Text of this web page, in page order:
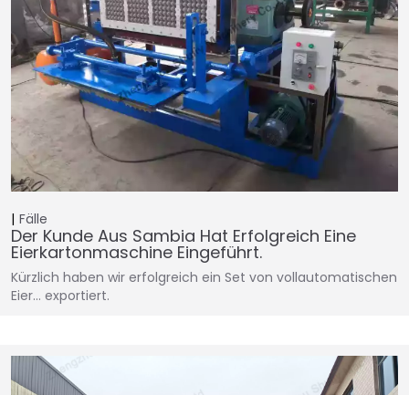
Fälle
Der Kunde Aus Sambia Hat Erfolgreich Eine
Eierkartonmaschine Eingeführt.
Kürzlich haben wir erfolgreich ein Set von vollautomatischen
Eier… exportiert.